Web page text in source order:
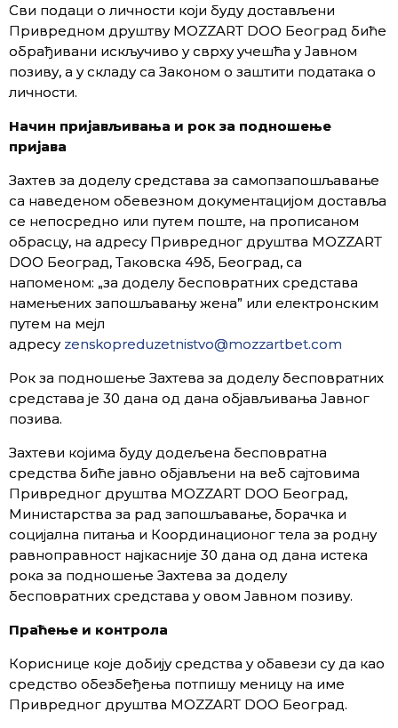
Сви подаци о личности који буду достављени
Привредном друштву MOZZART DOO Београд биће
обрађивани искључиво у сврху учешћа у Јавном
позиву, а у складу са Законом о заштити података о
личности.
Начин пријављивања и рок за подношење
пријава
Захтев за доделу средстава за самопзапошљавање
са наведеном обевезном документацијом доставља
се непосредно или путем поште, на прописаном
обрасцу, на адресу Привредног друштва MOZZART
DOO Београд, Таковска 49б, Београд, са
напоменом: „за доделу бесповратних средстава
намењених запошљавању жена” или електронским
путем на мејл
адресу zenskopreduzetnistvo@mozzartbet.com
Рок за подношење Захтева за доделу бесповратних
средстава је 30 дана од дана објављивања Јавног
позива.
Захтеви којима буду додељена бесповратна
средства биће јавно објављени на веб сајтовима
Привредног друштва MOZZART DOO Београд,
Министарства за рад запошљавање, борачка и
социјална питања и Координационог тела за родну
равноправност најкасније 30 дана од дана истека
рока за подношење Захтева за доделу
бесповратних средстава у овом Јавном позиву.
Праћење и контрола
Кориснице које добију средства у обавези су да као
средство обезбеђења потпишу меницу на име
Привредног друштва MOZZART DOO Београд.